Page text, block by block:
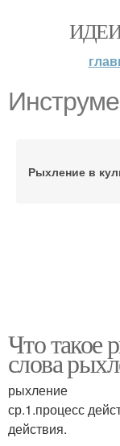
Рыхление в
Что такое
слова
рыхление
ср.1.процесс
действия.